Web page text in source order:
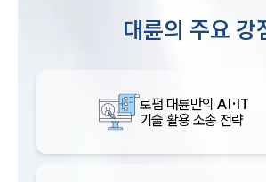
대륜의 주요 강
로펌 대륜만의 AI·IT
기술 활용 소송 전략